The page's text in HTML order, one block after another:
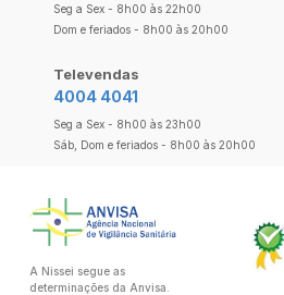
Seg a Sex - 8h00 às 22h00
Dom e feriados - 8h00 às 20h00
Televendas
4004 4041
Seg a Sex - 8h00 às 23h00
Sáb, Dom e feriados - 8h00 às 20h00
A Nissei segue as
determinações da Anvisa.